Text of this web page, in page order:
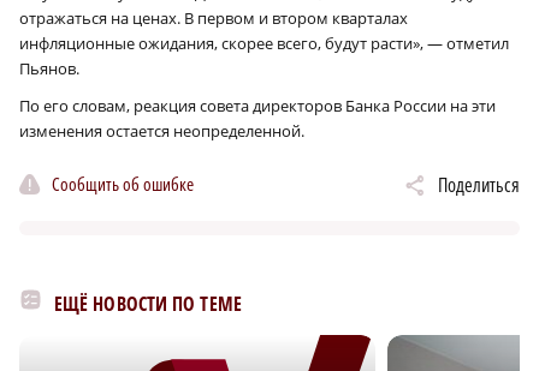
отражаться на ценах. В первом и втором кварталах
инфляционные ожидания, скорее всего, будут расти», — отметил
Пьянов.
По его словам, реакция совета директоров Банка России на эти
изменения остается неопределенной.
Сообщить об ошибке Поделиться
ЕЩЁ НОВОСТИ ПО ТЕМЕ